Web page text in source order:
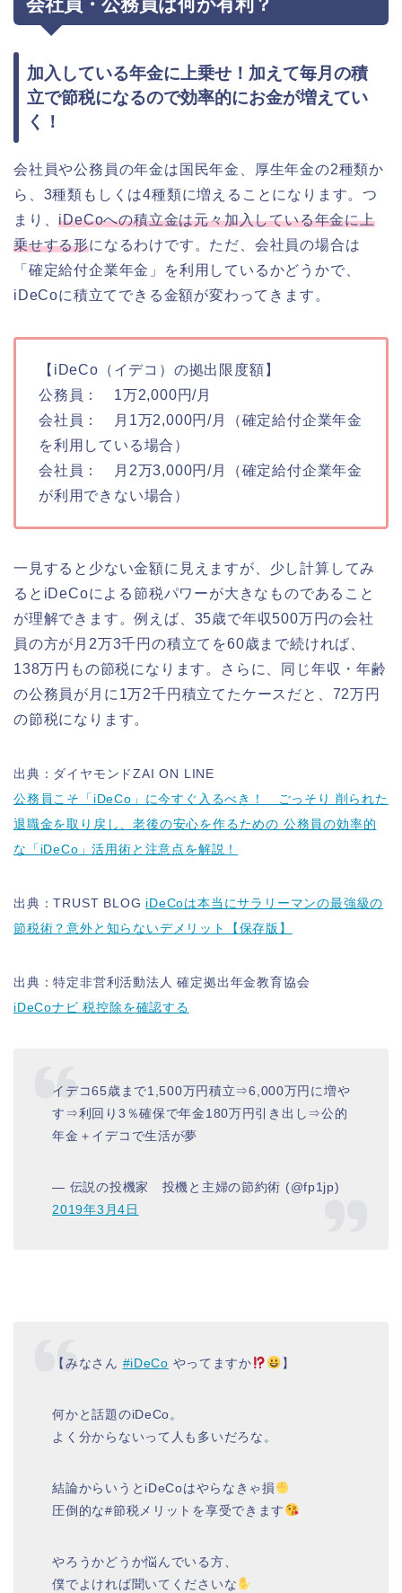
会社員・公務員は何が有利？
加入している年金に上乗せ！加えて毎月の積
立で節税になるので効率的にお金が増えてい
く！
会社員や公務員の年金は国民年金、厚生年金の2種類か
ら、3種類もしくは4種類に増えることになります。つ
まり、iDeCoへの積立金は元々加入している年金に上
乗せする形になるわけです。ただ、会社員の場合は
「確定給付企業年金」を利用しているかどうかで、
iDeCoに積立てできる金額が変わってきます。
【iDeCo（イデコ）の拠出限度額】
公務員： 1万2,000円/月
会社員： 月1万2,000円/月（確定給付企業年金
を利用している場合）
会社員： 月2万3,000円/月（確定給付企業年金
が利用できない場合）
一見すると少ない金額に見えますが、少し計算してみ
るとiDeCoによる節税パワーが大きなものであること
が理解できます。例えば、35歳で年収500万円の会社
員の方が月2万3千円の積立てを60歳まで続ければ、
138万円もの節税になります。さらに、同じ年収・年齢
の公務員が月に1万2千円積立てたケースだと、72万円
の節税になります。
出典：ダイヤモンドZAI ON LINE
公務員こそ「iDeCo」に今すぐ入るべき！ ごっそり 削られた
退職金を取り戻し、老後の安心を作るための 公務員の効率的
な「iDeCo」活用術と注意点を解説！
出典：TRUST BLOG iDeCoは本当にサラリーマンの最強級の
節税術？意外と知らないデメリット【保存版】
出典：特定非営利活動法人 確定拠出年金教育協会
iDeCoナビ 税控除を確認する
イデコ65歳まで1,500万円積立⇒6,000万円に増や
す⇒利回り3％確保で年金180万円引き出し⇒公的
年金＋イデコで生活が夢
— 伝説の投機家 投機と主婦の節約術 (@fp1jp)
2019年3月4日
【みなさん #iDeCo やってますか 】
何かと話題のiDeCo。
よく分からないって人も多いだろな。
結論からいうとiDeCoはやらなきゃ損
圧倒的な#節税メリットを享受できます
やろうかどうか悩んでいる方、
僕でよければ聞いてくださいな